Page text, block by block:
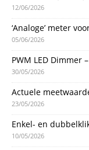
12/06/2026
‘Analoge’ meter
05/06/2026
PWM LED Dimmer
30/05/2026
Actuele
23/05/2026
Enkel- en
10/05/2026